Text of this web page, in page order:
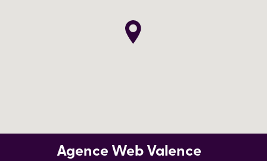
Agence Web Valence